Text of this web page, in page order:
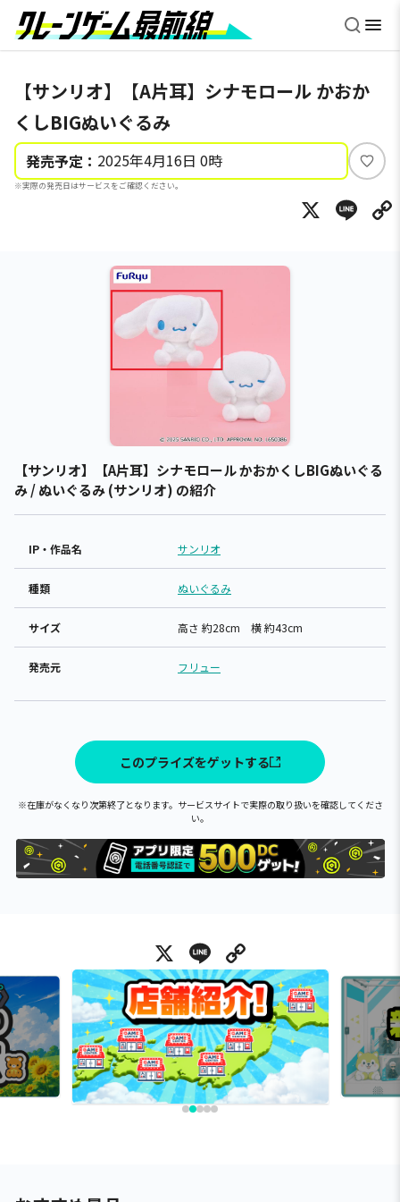
【サンリオ】【A片耳】シナモロール かおか
くしBIGぬいぐるみ
発売予定： 2025年4月16日 0時
※実際の発売日はサービスをご確認ください。
い
ね
X
【サンリオ】【A片耳】シナモロール かおかくしBIGぬいぐる
み / ぬいぐるみ (サンリオ) の紹介
IP・作品名 サンリオ
種類 ぬいぐるみ
サイズ 高さ 約28cm 横 約43cm
発売元 フリュー
このプライズをゲットする
※在庫がなくなり次第終了となります。サービスサイトで実際の取り扱いを確認してくださ
い。
X Line